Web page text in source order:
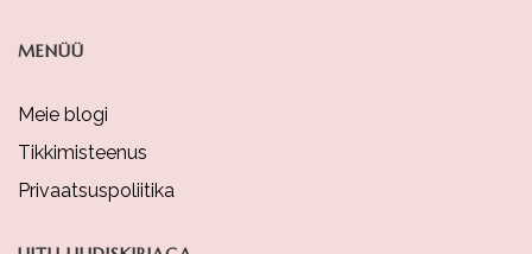
MENÜÜ
Meie blogi
Tikkimisteenus
Privaatsuspoliitika